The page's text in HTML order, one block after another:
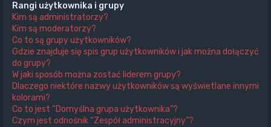
Rangi użytkownika i grupy
Kim są administratorzy?
Kim są moderatorzy?
Co to są grupy użytkowników?
Gdzie znajduje się spis grup użytkowników i jak można dołączyć
do grupy?
W jaki sposób można zostać liderem grupy?
Dlaczego niektóre nazwy użytkowników są wyświetlane innymi
kolorami?
Co to jest “Domyślna grupa użytkownika”?
Czym jest odnośnik “Zespół administracyjny”?